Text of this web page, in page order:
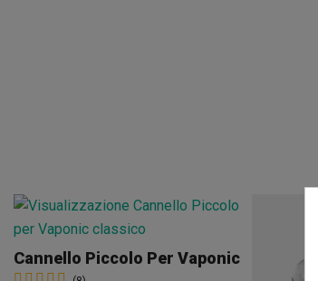
Cannello Piccolo Per Vaponic